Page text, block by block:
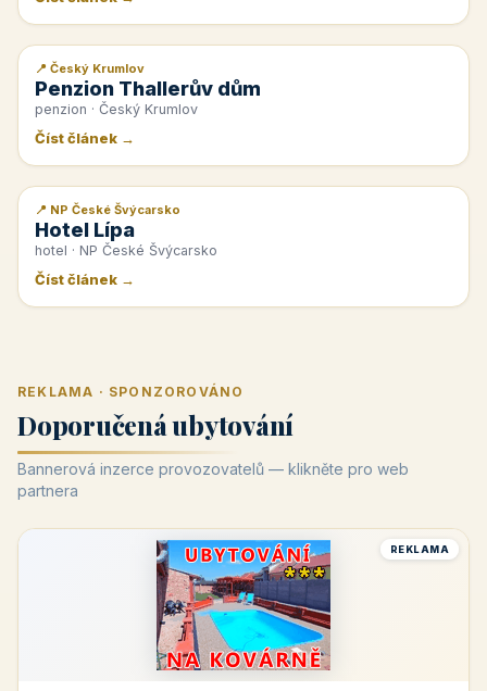
📰 PR článek
📍 Český Krumlov
Penzion Thallerův dům
penzion · Český Krumlov
Číst článek →
📰 PR článek
📍 NP České Švýcarsko
Hotel Lípa
hotel · NP České Švýcarsko
Číst článek →
REKLAMA · SPONZOROVÁNO
Doporučená ubytování
Bannerová inzerce provozovatelů — klikněte pro web
partnera
REKLAMA